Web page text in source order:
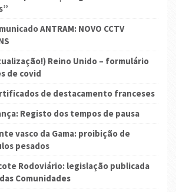
ANTRAM: NOVO CCTV
Reino Unido – formulário
de covid
de destacamento franceses
Registo dos tempos de pausa
vasco da Gama: proibição de
pesados
Rodoviário: legislação publicada
Comunidades